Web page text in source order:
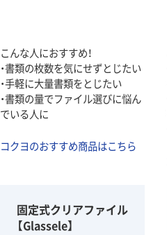
こんな人におすすめ！
・書類の枚数を気にせずとじたい
・手軽に大量書類をとじたい
・書類の量でファイル選びに悩ん
でいる人に
コクヨのおすすめ商品はこちら
固定式クリアファイル
【Glassele】